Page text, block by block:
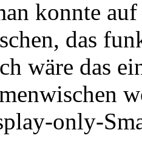
konnte
das
wäre das
only-